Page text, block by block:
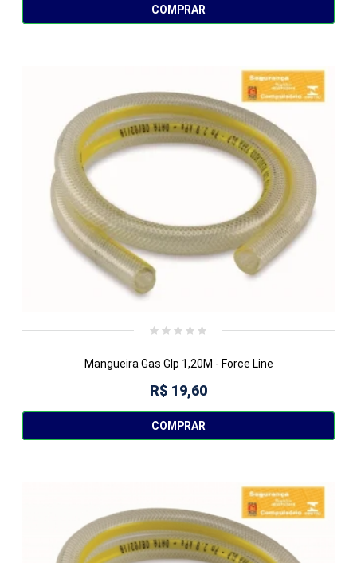
COMPRAR
Mangueira Gas Glp 1,20M - Force Line
R$ 19,60
COMPRAR